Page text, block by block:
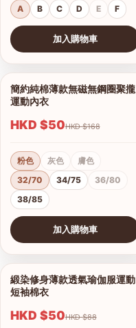
A
B C D E F
加入購物車
1/7
查看圖片
簡約純棉薄款無磁無鋼圈聚攏
運動內衣
HKD $50 HKD $168
粉色 灰色
膚色
32/70
34/75
36/80
38/85
加入購物車
1/17
查看圖片
緞染修身薄款透氣瑜伽服運動
短袖棉衣
HKD $50 HKD $88